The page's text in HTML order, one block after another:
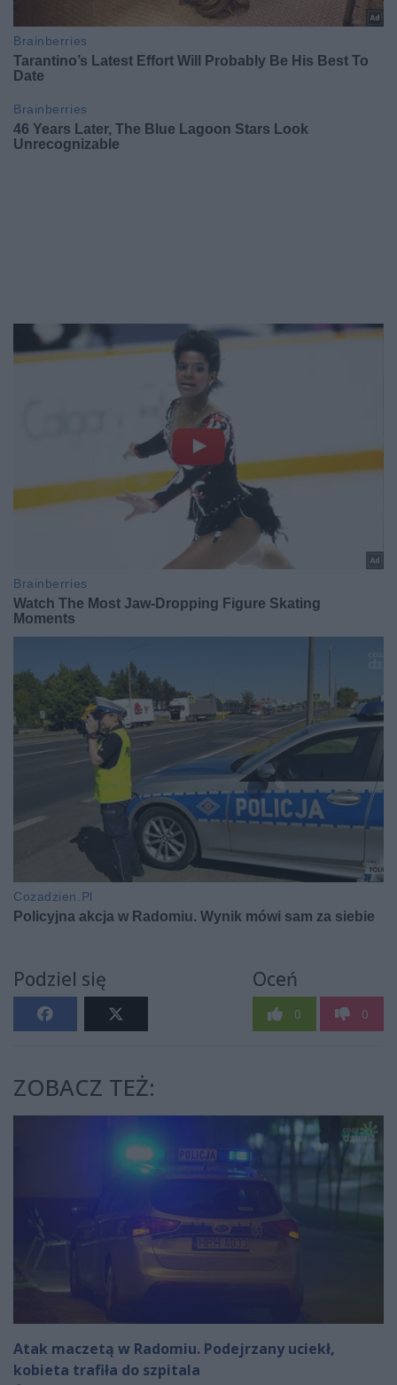
Podziel się Oceń
0 0
ZOBACZ TEŻ:
Atak maczetą w Radomiu. Podejrzany uciekł,
kobieta trafiła do szpitala